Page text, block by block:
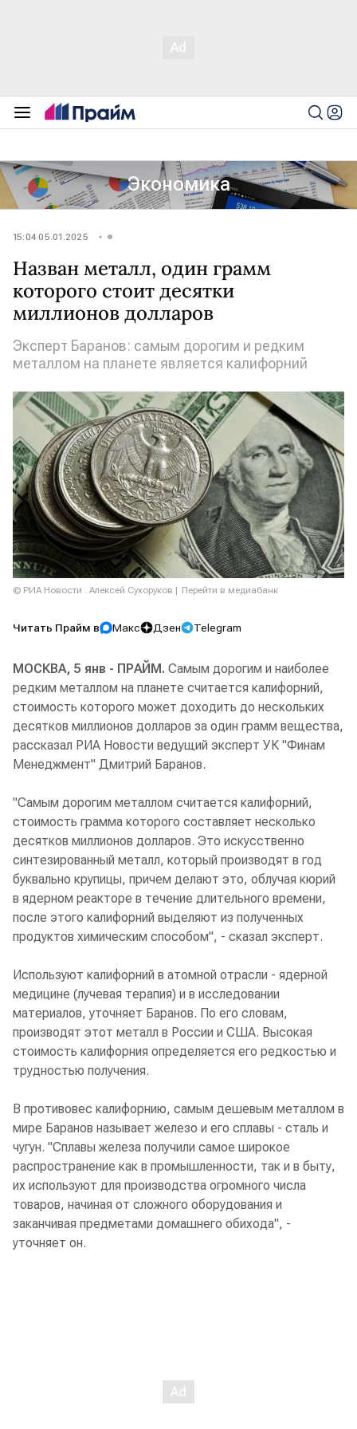
Экономика
15:04 05.01.2025
Назван металл, один грамм
которого стоит десятки
миллионов долларов
Эксперт Баранов: самым дорогим и редким
металлом на планете является калифорний
© РИА Новости . Алексей Сухоруков Перейти в медиабанк
Читать Прайм в Макс Дзен Telegram
МОСКВА, 5 янв - ПРАЙМ. Самым дорогим и наиболее
редким металлом на планете считается калифорний,
стоимость которого может доходить до нескольких
десятков миллионов долларов за один грамм вещества,
рассказал РИА Новости ведущий эксперт УК "Финам
Менеджмент" Дмитрий Баранов.
"Самым дорогим металлом считается калифорний,
стоимость грамма которого составляет несколько
десятков миллионов долларов. Это искусственно
синтезированный металл, который производят в год
буквально крупицы, причем делают это, облучая кюрий
в ядерном реакторе в течение длительного времени,
после этого калифорний выделяют из полученных
продуктов химическим способом", - сказал эксперт.
Используют калифорний в атомной отрасли - ядерной
медицине (лучевая терапия) и в исследовании
материалов, уточняет Баранов. По его словам,
производят этот металл в России и США. Высокая
стоимость калифорния определяется его редкостью и
трудностью получения.
В противовес калифорнию, самым дешевым металлом в
мире Баранов называет железо и его сплавы - сталь и
чугун. "Сплавы железа получили самое широкое
распространение как в промышленности, так и в быту,
их используют для производства огромного числа
товаров, начиная от сложного оборудования и
заканчивая предметами домашнего обихода", -
уточняет он.